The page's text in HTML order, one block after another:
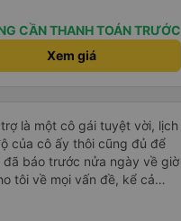
1000 sao ạ.
CẦN THANH TOÁN TRƯỚC
Xem giá
là một cô gái tuyệt vời, lịch
của cô ấy thôi cũng đủ để
báo trước nửa ngày về giờ
tôi về mọi vấn đề, kể cả
chuyến đi này. Tôi hỏi tôi